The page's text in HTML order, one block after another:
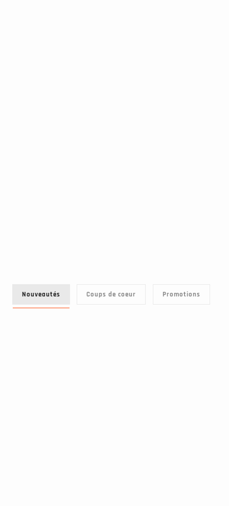
Nouveautés Coups de coeur Promotions